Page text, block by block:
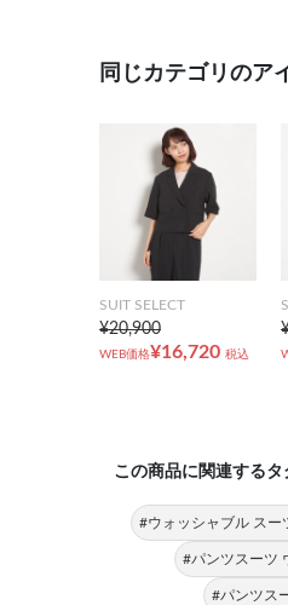
同じカテゴリのア
SUIT SELECT
¥20,900
WEB価格¥16,720 税込
この商品に関連するタ
#ウォッシャブル スー
#パンツスーツ
#パンツス